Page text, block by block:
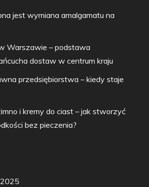
jest wymiana amalgamatu na
Warszawie – podstawa
dostaw w centrum kraju
przedsiębiorstwa – kiedy staje
i kremy do ciast – jak stworzyć
bez pieczenia?